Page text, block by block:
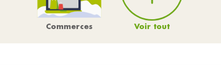
Commerces Voir tout